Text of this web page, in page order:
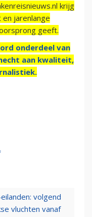
krijg
jarenlange
geeft.
onderdeel van
aan kwaliteit,
volgend
vluchten vanaf